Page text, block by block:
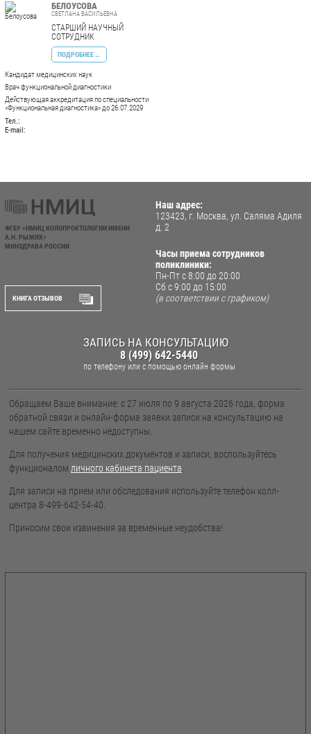
БЕЛОУСОВА
СВЕТЛАНА ВАСИЛЬЕВНА
СТАРШИЙ НАУЧНЫЙ
СОТРУДНИК
ПОДРОБНЕЕ …
Кандидат медицинских наук
Врач функциональной диагностики
Действующая аккредитация по специальности
«Функциональная диагностика» до 26.07.2029
Тел.:
E-mail:
ФГБУ «НМИЦ КОЛОПРОКТОЛОГИИ ИМЕНИ
А.Н. РЫЖИХ»
МИНЗДРАВА РОССИИ
Наш адрес:
123423, г. Москва, ул. Саляма Адиля
д. 2
Часы приема сотрудников
поликлиники:
Пн-Пт с 8:00 до 20:00
Сб с 9:00 до 15:00
(в соответствии с графиком)
КНИГА ОТЗЫВОВ
ЗАПИСЬ НА КОНСУЛЬТАЦИЮ
8 (499) 642-5440
по телефонуили с помощью онлайн формы
Обращаем Ваше внимание: с 27 июля по 9 августа 2026 года, форма
обратной связи и онлайн-форма заявки записи на консультацию на
нашем сайте временно недоступны.
Для получения медицинских документов и записи, воспользуйтесь
функционалом личного кабинета пациента
Для записи на прием или обследования используйте телефон колл-
центра 8-499-642-54-40.
Приносим свои извинения за временные неудобства!